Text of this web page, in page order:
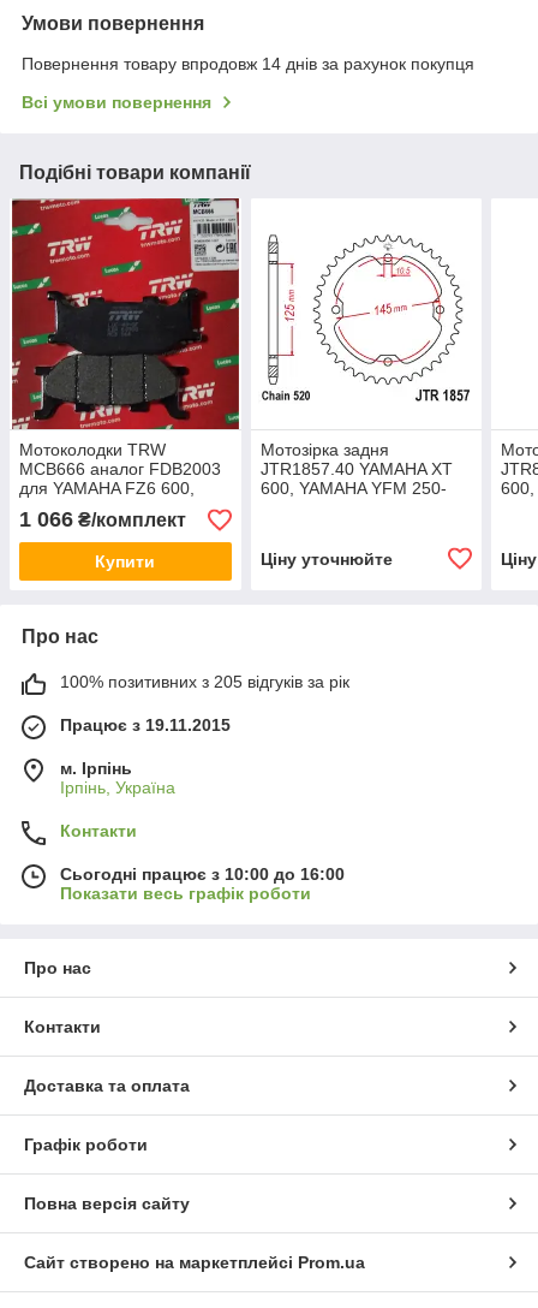
Умови повернення
Повернення товару впродовж 14 днів за рахунок покупця
Всі умови повернення
Подібні товари компанії
Мотоколодки TRW
MCB666 аналог FDB2003
для YAMAHA FZ6 600,
YAMAHA XJ 6,YAMAHA
MAJESTY, XV VIRAGO,
XVS DRAG STAR,
1 066 ₴/комплект
Купити
Мотозірка задня
JTR1857.40 YAMAHA XT
600, YAMAHA YFM 250-
Ціну уточнюйте
600,
Про нас
100% позитивних з 205 відгуків за рік
Працює з 19.11.2015
м. Ірпінь
Ірпінь, Україна
Контакти
Сьогодні працює з 10:00 до 16:00
Показати весь графік роботи
Про нас
Контакти
Доставка та оплата
Графік роботи
Повна версія сайту
Сайт створено на маркетплейсі Prom.ua